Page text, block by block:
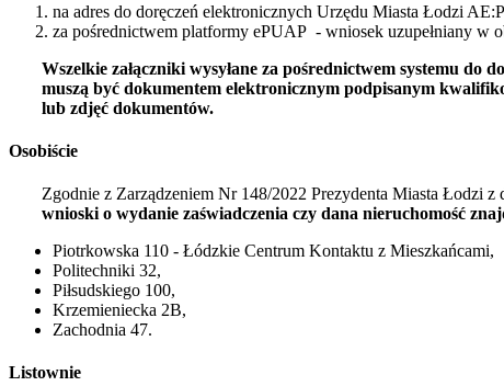
na adres do doręczeń elektronicznych Urzędu Miasta Łodzi
za pośrednictwem platformy ePUAP - wniosek uzupełniany w
Wszelkie załączniki wysyłane za pośrednictwem systemu
muszą być dokumentem elektronicznym podpisanym
lub zdjęć dokumentów.
Osobiście
Zgodnie z Zarządzeniem Nr 148/2022 Prezydenta Miasta Łodzi z
wnioski o wydanie zaświadczenia czy dana nieruchomość
Piotrkowska 110 - Łódzkie Centrum Kontaktu z Mieszkańcami,
Politechniki 32,
Piłsudskiego 100,
Krzemieniecka 2B,
Zachodnia 47.
Listownie